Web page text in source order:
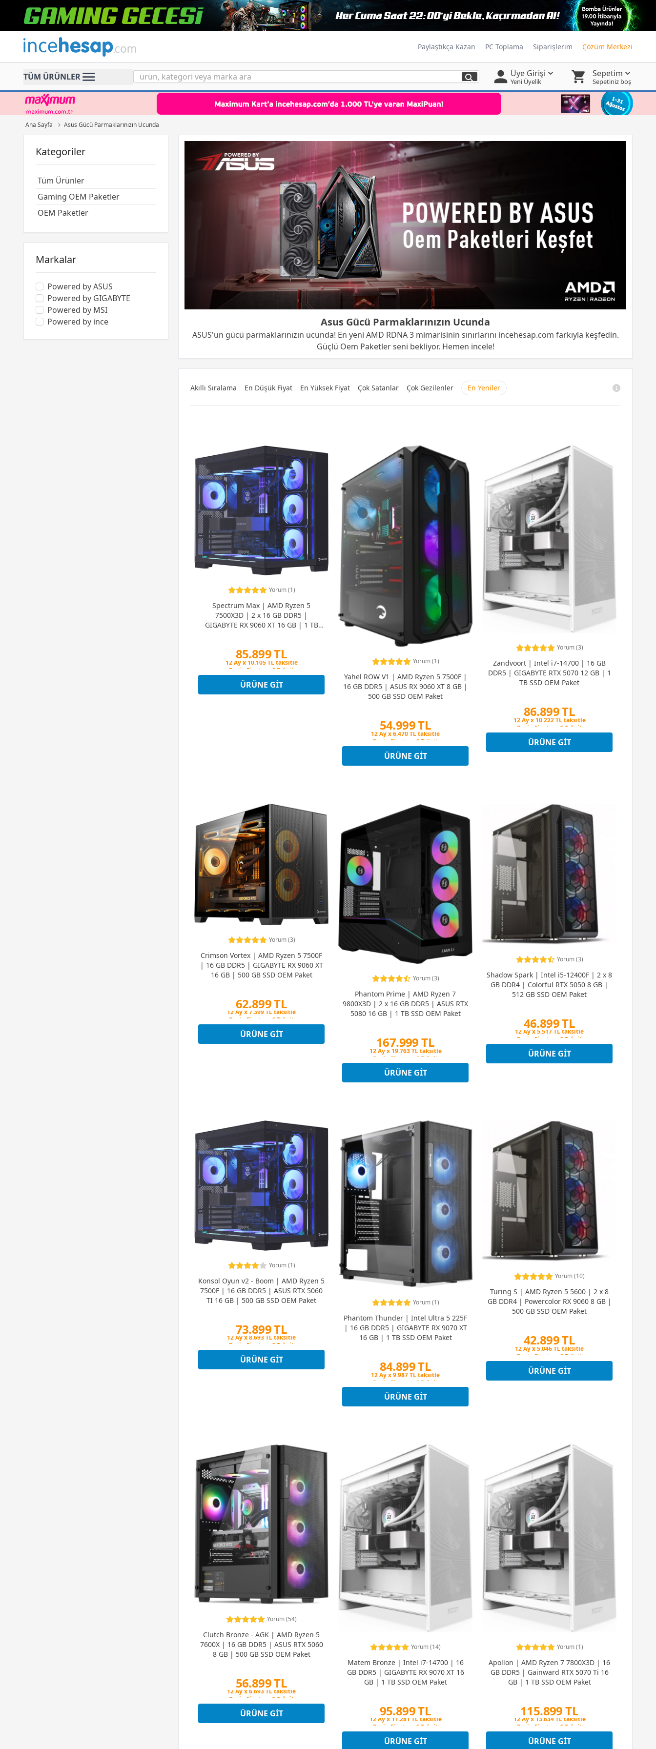
Incehesap Paylaştıkça Kazan PC Toplama Siparişlerim Çözüm Merkezi
TÜM ÜRÜNLER Üye Girişi
Yeni Üyelik
Sepetim
Sepetiniz boş
Ana Sayfa Asus Gücü Parmaklarınızın Ucunda
Kategoriler
Tüm Ürünler
Gaming OEM Paketler
OEM Paketler
Markalar
Powered by ASUS
Powered by GIGABYTE
Powered by MSI
Powered by ince
Asus Gücü Parmaklarınızın Ucunda
ASUS'un gücü parmaklarınızın ucunda! En yeni AMD RDNA 3 mimarisinin sınırlarını incehesap.com farkıyla keşfedin.
Güçlü Oem Paketler seni bekliyor. Hemen incele!
Akıllı Sıralama En Düşük Fiyat En Yüksek Fiyat Çok Satanlar Çok Gezilenler En Yeniler
Yorum (1)
Spectrum Max | AMD Ryzen 5
7500X3D | 2 x 16 GB DDR5 |
GIGABYTE RX 9060 XT 16 GB | 1 TB
85.899 TL
Peşin Fiyatına 6 Taksit
Peşin Fiyatına 6 Taksit
ÜRÜNE GIT
Yorum (1)
Yahel ROW V1 | AMD Ryzen 5 7500F |
16 GB DDR5 | ASUS RX 9060 XT 8 GB |
500 GB SSD OEM Paket
54.999 TL
Peşin Fiyatına 6 Taksit
Peşin Fiyatına 6 Taksit
ÜRÜNE GIT
Yorum (3)
Zandvoort | Intel i7-14700 | 16 GB
DDR5 | GIGABYTE RTX 5070 12 GB | 1
TB SSD OEM Paket
86.899 TL
Peşin Fiyatına 6 Taksit
Peşin Fiyatına 6 Taksit
ÜRÜNE GIT
Yorum (3)
Crimson Vortex | AMD Ryzen 5 7500F
| 16 GB DDR5 | GIGABYTE RX 9060 XT
16 GB | 500 GB SSD OEM Paket
62.899 TL
Peşin Fiyatına 6 Taksit
Peşin Fiyatına 6 Taksit
ÜRÜNE GIT
Yorum (3)
Phantom Prime | AMD Ryzen 7
9800X3D | 2 x 16 GB DDR5 | ASUS RTX
5080 16 GB | 1 TB SSD OEM Paket
167.999 TL
Peşin Fiyatına 6 Taksit
12 Ay x 19.763 TL taksitle
Peşin Fiyatına 6 Taksit
ÜRÜNE GIT
Yorum (3)
Shadow Spark | Intel i5-12400F | 2 x 8
GB DDR4 | Colorful RTX 5050 8 GB |
512 GB SSD OEM Paket
46.899 TL
Peşin Fiyatına 6 Taksit
Peşin Fiyatına 6 Taksit
ÜRÜNE GIT
Yorum (1)
Konsol Oyun v2 - Boom | AMD Ryzen 5
7500F | 16 GB DDR5 | ASUS RTX 5060
TI 16 GB | 500 GB SSD OEM Paket
73.899 TL
Peşin Fiyatına 6 Taksit
Peşin Fiyatına 6 Taksit
ÜRÜNE GIT
Yorum (1)
Phantom Thunder | Intel Ultra 5 225F
| 16 GB DDR5 | GIGABYTE RX 9070 XT
16 GB | 1 TB SSD OEM Paket
84.899 TL
Peşin Fiyatına 6 Taksit
12 Ay x 9.987 TL taksitle
Peşin Fiyatına 6 Taksit
ÜRÜNE GIT
Yorum (10)
Turing S | AMD Ryzen 5 5600 | 2 x 8
GB DDR4 | Powercolor RX 9060 8 GB |
500 GB SSD OEM Paket
42.899 TL
Peşin Fiyatına 6 Taksit
Peşin Fiyatına 6 Taksit
ÜRÜNE GIT
Yorum (54)
Clutch Bronze - AGK | AMD Ryzen 5
7600X | 16 GB DDR5 | ASUS RTX 5060
8 GB | 500 GB SSD OEM Paket
56.899 TL
Peşin Fiyatına 6 Taksit
Peşin Fiyatına 6 Taksit
ÜRÜNE GIT
Yorum (14)
Matem Bronze | Intel i7-14700 | 16
GB DDR5 | GIGABYTE RX 9070 XT 16
GB | 1 TB SSD OEM Paket
95.899 TL
Peşin Fiyatına 6 Taksit
Peşin Fiyatına 6 Taksit
ÜRÜNE GIT
Yorum (1)
Apollon | AMD Ryzen 7 7800X3D | 16
GB DDR5 | Gainward RTX 5070 Ti 16
GB | 1 TB SSD OEM Paket
115.899 TL
Peşin Fiyatına 6 Taksit
Peşin Fiyatına 6 Taksit
ÜRÜNE GIT